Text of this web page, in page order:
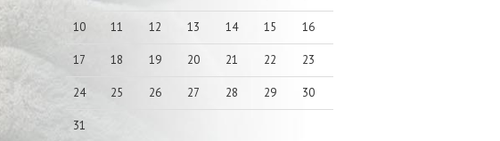
10 11 12 13 14 15 16
17 18 19 20 21 22 23
24 25 26 27 28 29 30
31